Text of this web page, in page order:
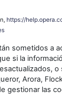
https://
sometidos a
si la
o
Arora,
gestionar las